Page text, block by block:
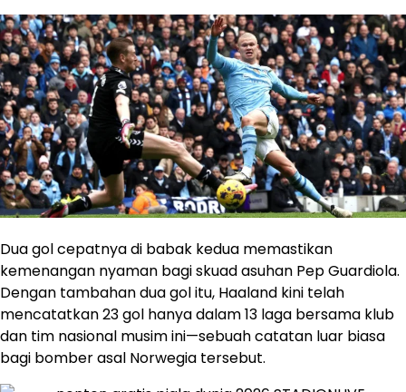
Dua gol cepatnya di babak kedua memastikan
kemenangan nyaman bagi skuad asuhan Pep Guardiola.
Dengan tambahan dua gol itu, Haaland kini telah
mencatatkan 23 gol hanya dalam 13 laga bersama klub
dan tim nasional musim ini—sebuah catatan luar biasa
bagi bomber asal Norwegia tersebut.